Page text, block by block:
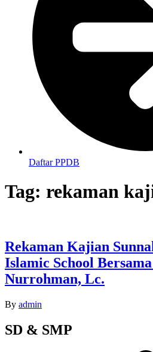
Daftar PPDB
Tag: rekaman
Rekaman Kajian
Islamic School
Nurrohman, Lc.
By admin
SD & SMP